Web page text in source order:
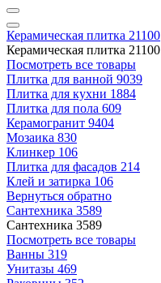
Керамическая плитка 21100
Керамическая плитка 21100
Посмотреть все товары
Плитка для ванной 9039
Плитка для кухни 1884
Плитка для пола 609
Керамогранит 9404
Мозаика 830
Клинкер 106
Плитка для фасадов 214
Клей и затирка 106
Вернуться обратно
Сантехника 3589
Сантехника 3589
Посмотреть все товары
Ванны 319
Унитазы 469